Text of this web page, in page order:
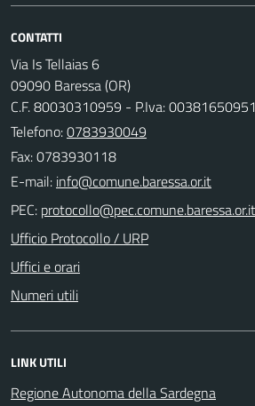
CONTATTI
Via Is Tellaias 6
09090 Baressa (OR)
C.F. 80030310959 - P.Iva: 00381650951
Telefono:0783930049
Fax: 0783930118
E-mail:
PEC:
Ufficio Protocollo / URP
Uffici e orari
Numeri utili
LINK UTILI
Regione Autonoma della Sardegna